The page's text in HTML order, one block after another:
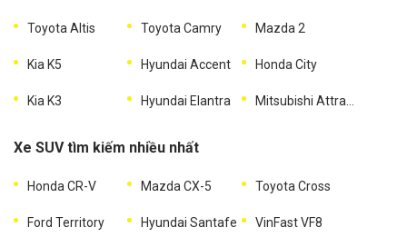
Toyota Altis Toyota Camry Mazda 2
Kia K5 Hyundai Accent Honda City
Kia K3 Hyundai Elantra
Xe SUV tìm kiếm nhiều nhất
Honda CR-V Mazda CX-5 Toyota Cross
Ford Territory Hyundai Santafe VinFast VF8